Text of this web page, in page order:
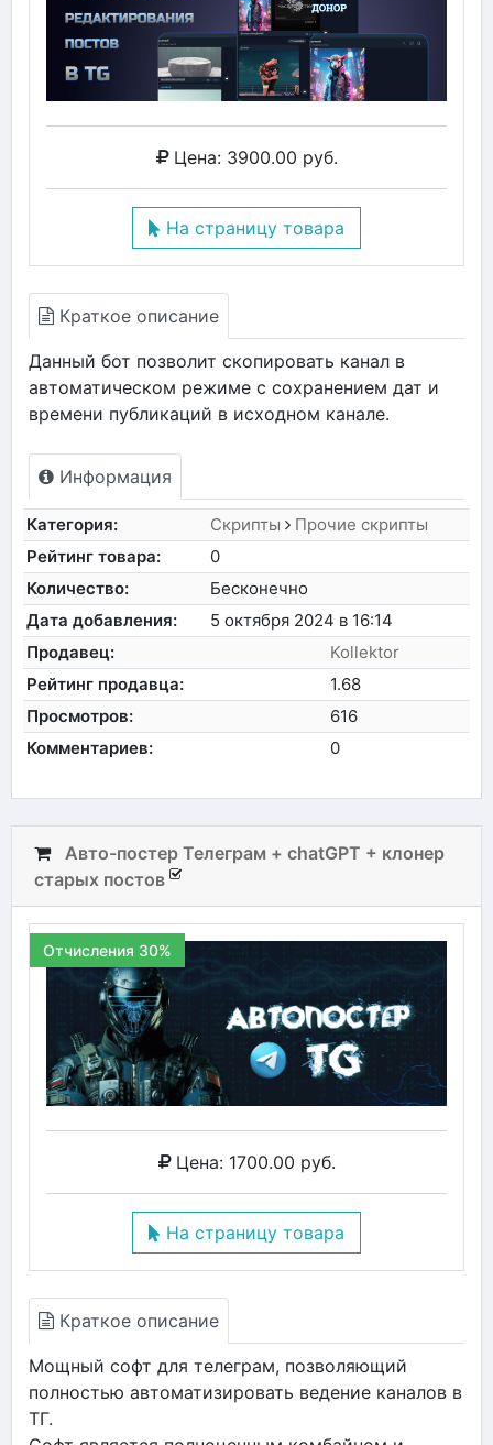
Цена: 3900.00 руб.
На страницу товара
Краткое описание
Данный бот позволит скопировать канал в
автоматическом режиме с сохранением дат и
времени публикаций в исходном канале.
Информация
Категория: Скрипты
Прочие скрипты
Рейтинг товара:
0
Количество:
Бесконечно
Дата добавления:
5 октября 2024 в 16:14
Продавец:
Kollektor
Рейтинг продавца:
1.68
Просмотров:
616
Комментариев:
0
Авто-постер Телеграм + chatGPT + клонер
старых постов
Отчисления 30%
Цена: 1700.00 руб.
На страницу товара
Краткое описание
Мощный софт для телеграм, позволяющий
полностью автоматизировать ведение каналов в
ТГ.